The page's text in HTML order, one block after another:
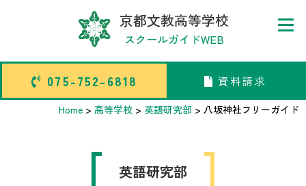
075-752-6818 資料請求
京都文教高等学校
スクールガイドWEB
075-752-6818 資料請求
Home > 高等学校 > 英語研究部 > 八坂神社フリーガイド
英語研究部